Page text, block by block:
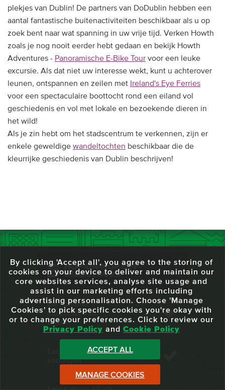
plekjes van Dublin! De partners van DoDublin hebben een
aantal fantastische buitenactiviteiten beschikbaar als u op
zoek bent naar wat spanning in uw vrije tijd. Verken Howth
zoals je nog nooit eerder hebt gedaan en bekijk Howth
Adventures - Panoramische E-Bike Tour voor een leuke
excursie. Als dat niet uw interesse wekt, kunt u achterover
leunen, ontspannen en zeilen met Ireland's Eye Ferries
voor een spectaculaire boottocht rond een eiland vol
geschiedenis en vol met lokale en bezoekende dieren in
het wild!
Als je zin hebt om het stadscentrum te verkennen, zijn er
enkele geweldige wandeltochten beschikbaar die de
kleurrijke geschiedenis van Dublin beschrijven!
HOP-ON-HOP-OFF-
STADSTOURS
De nummer 1
stadstour van
Dublin
Exclusieve online
kortingen
By clicking 'Accept all', you agree to the storing of
cookies on your device to deliver and maintain our
core websites services, analyse site usage and
assist in our marketing efforts including
advertising personalisation. Choose 'Manage
Cookies' to pick specific cookies you're okay with
or to change your preferences. Click to review our
Privacy Policy and Cookie Policy
ACCEPT ALL
MANAGE COOKIES